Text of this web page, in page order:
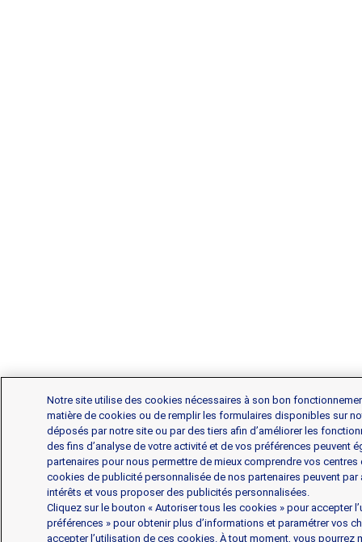
Notre site utilise des cookies nécessaires à son bon
matière de cookies ou de remplir les formulaires disponibles sur
déposés par notre site ou par des tiers afin d’améliorer les
des fins d’analyse de votre activité et de vos préférences peuvent
partenaires pour nous permettre de mieux comprendre vos
cookies de publicité personnalisée de nos partenaires peuvent
intérêts et vous proposer des publicités personnalisées.
Cliquez sur le bouton « Autoriser tous les cookies » pour accepter
préférences » pour obtenir plus d’informations et paramétrer vos
accepter l’utilisation de ces cookies. À tout moment, vous pourrez